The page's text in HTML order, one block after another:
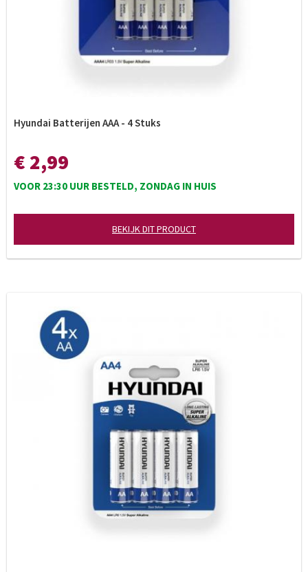
Hyundai Batterijen AAA - 4 Stuks
€ 2,99
VOOR 23:30 UUR BESTELD, ZONDAG IN HUIS
BEKIJK DIT PRODUCT